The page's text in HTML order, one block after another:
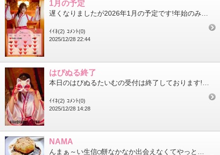
1月の予定
ｲｲﾈ(2) ｺﾒﾝﾄ(0)
2025/12/28 22:44
はぴぬる終了
ｲｲﾈ(2) ｺﾒﾝﾄ(0)
2025/12/28 14:28
NAMA